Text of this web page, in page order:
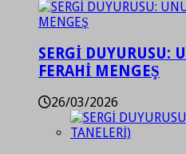
SERGİ DUYURUSU:
FERAHİ MENGEŞ
26/03/2026